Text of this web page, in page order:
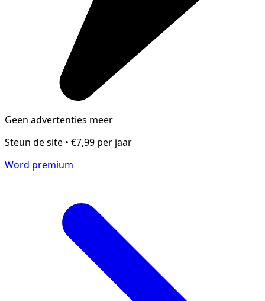
Geen advertenties meer
Steun de site • €7,99 per jaar
Word premium